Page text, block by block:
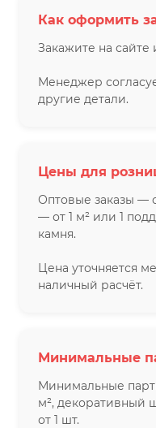
Как оформить
Закажите на сайте
Менеджер
другие детали.
Цены для
Оптовые заказы —
— от 1 м² или 1
камня.
Цена уточняется
наличный расчёт.
Минимальные
Минимальные
м², декоративный
от 1 шт.